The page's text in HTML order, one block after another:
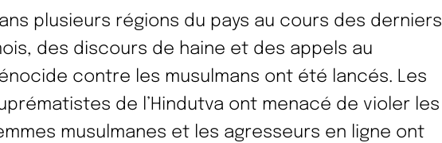
plusieurs régions du pays au cours des derniers
des discours de haine et des appels au
contre les musulmans ont été lancés. Les
de l’Hindutva ont menacé de violer les
musulmanes et les agresseurs en ligne ont